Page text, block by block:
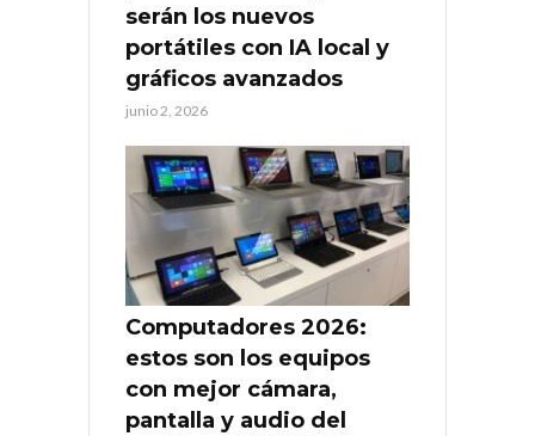
serán los nuevos
portátiles con IA local y
gráficos avanzados
junio 2, 2026
Computadores 2026:
estos son los equipos
con mejor cámara,
pantalla y audio del